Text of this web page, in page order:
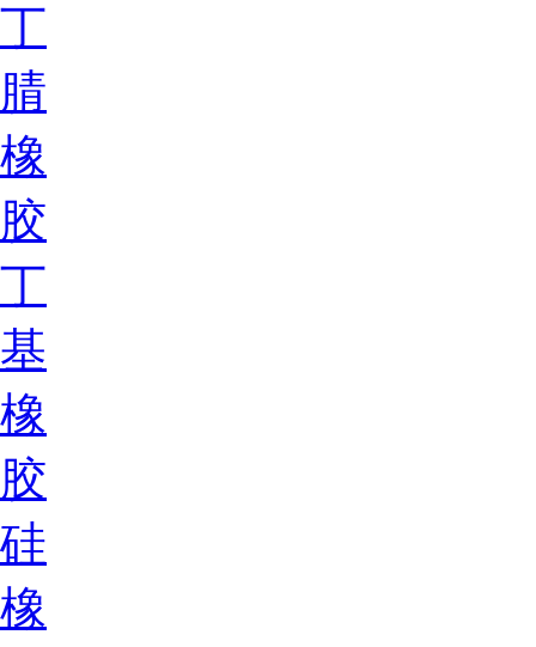
丁
腈
橡
胶
丁
基
橡
胶
硅
橡